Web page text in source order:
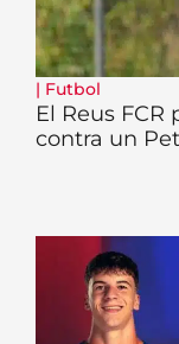
| Futbol
El Reus
contra un